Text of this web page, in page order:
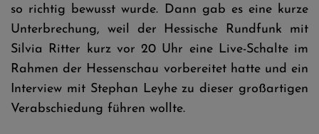
so richtig bewusst wurde. Dann gab es eine kurze
Unterbrechung, weil der Hessische Rundfunk mit
Silvia Ritter kurz vor 20 Uhr eine Live-Schalte im
Rahmen der Hessenschau vorbereitet hatte und ein
Interview mit Stephan Leyhe zu dieser großartigen
Verabschiedung führen wollte.